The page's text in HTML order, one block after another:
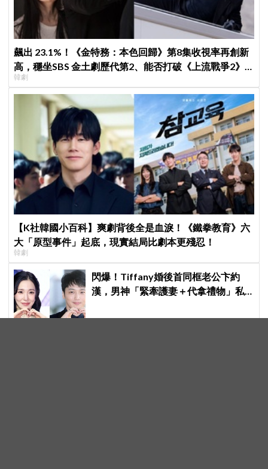
飆出 23.1%！《金特務：本色回歸》第8集收視率再創新
高，穩坐SBS 金土劇歷代第2、能否打破《上流戰爭2》
紀錄成焦點
韓劇
【K社韓國小百科】爽劇背後全是血淚！《鐵拳教育》六
大「原型事件」起底，現實結局比劇本更殘忍！
韓劇
閃爆！Tiffany婚後首同框老公卞約
漢，男神「緊牽護妻＋代拿禮物」私